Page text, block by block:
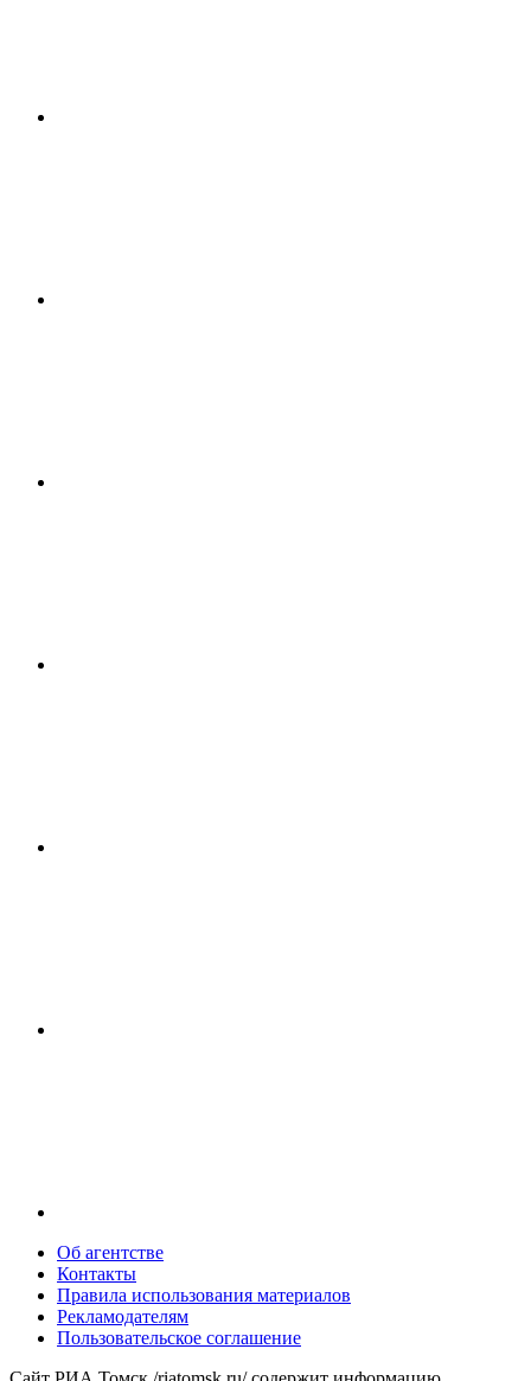
Об агентстве
Контакты
Правила использования материалов
Рекламодателям
Пользовательское соглашение